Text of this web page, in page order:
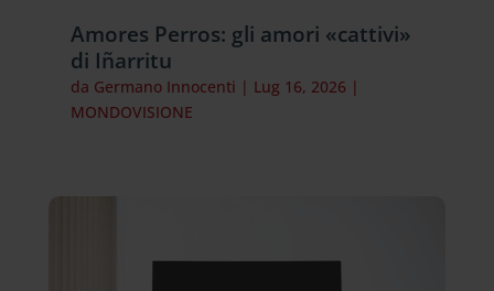
Amores Perros: gli amori «cattivi»
di Iñarritu
da Germano Innocenti | Lug 16, 2026 |
MONDOVISIONE